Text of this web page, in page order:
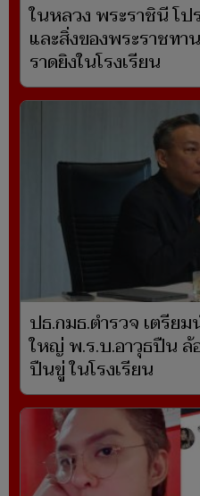
ในหลวง พระราชินี โป
และสิ่งของพระราชท
ราดยิงในโรงเรียน
ปธ.กมธ.ตำรวจ เตรีย
ใหญ่ พ.ร.บ.อาวุธปืน ล้
ปืนขู่ ในโรงเรียน